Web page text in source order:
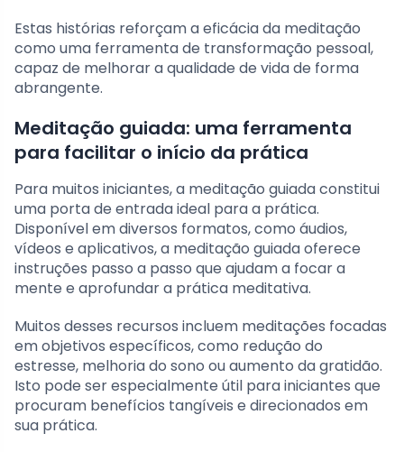
Estas histórias reforçam a eficácia da meditação
como uma ferramenta de transformação pessoal,
capaz de melhorar a qualidade de vida de forma
abrangente.
Meditação guiada: uma ferramenta
para facilitar o início da prática
Para muitos iniciantes, a meditação guiada constitui
uma porta de entrada ideal para a prática.
Disponível em diversos formatos, como áudios,
vídeos e aplicativos, a meditação guiada oferece
instruções passo a passo que ajudam a focar a
mente e aprofundar a prática meditativa.
Muitos desses recursos incluem meditações focadas
em objetivos específicos, como redução do
estresse, melhoria do sono ou aumento da gratidão.
Isto pode ser especialmente útil para iniciantes que
procuram benefícios tangíveis e direcionados em
sua prática.